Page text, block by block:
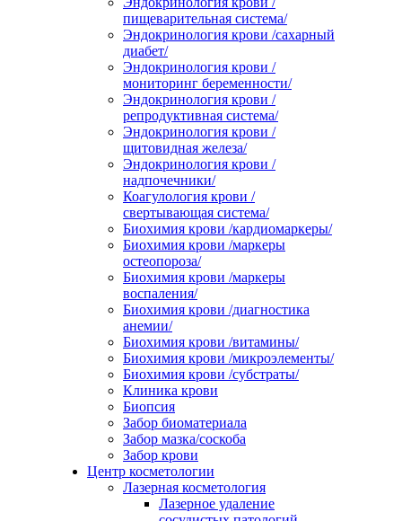
пищеварительная система/
Эндокринология крови /сахарный
диабет/
Эндокринология крови /
мониторинг беременности/
Эндокринология крови /
репродуктивная система/
Эндокринология крови /
щитовидная железа/
Эндокринология крови /
надпочечники/
Коагулология крови /
свертывающая система/
Биохимия крови /кардиомаркеры/
Биохимия крови /маркеры
остеопороза/
Биохимия крови /маркеры
воспаления/
Биохимия крови /диагностика
анемии/
Биохимия крови /витамины/
Биохимия крови /микроэлементы/
Биохимия крови /субстраты/
Клиника крови
Биопсия
Забор биоматериала
Забор мазка/соскоба
Забор крови
Центр косметологии
Лазерная косметология
Лазерное удаление